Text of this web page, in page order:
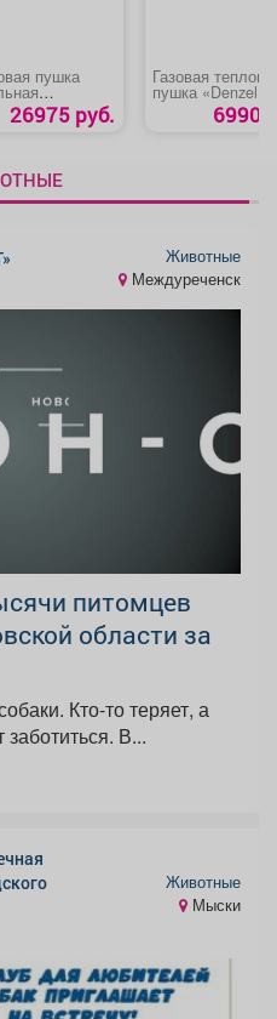
пушка
QE- 22D»
26975 руб.
Газовая
пушка «Denzel
15» 6990
Животные
Междуреченск
питомцев
области за
Кто-то теряет, а
заботиться. В...
Животные
Мыски